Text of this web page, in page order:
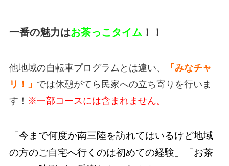
一番の魅力はお茶っこタイム ！！
他地域の自転車プログラムとは違い、
「みなチャ
リ！」 では休憩がてら民家への立ち寄りを行いま
す！ ※一部コースには含まれません。
「今まで何度か南三陸を訪れてはいるけど地域
の方のご自宅へ行くのは初めての経験」「お茶